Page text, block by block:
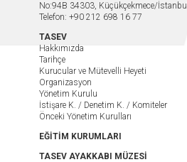
No:94B 34303, Küçükçekmece/İstanbul
Telefon: +90 212 698 16 77
TASEV
Hakkımızda
Tarihçe
Kurucular ve Mütevelli Heyeti
Organizasyon
Yönetim Kurulu
İstişare K. / Denetim K. / Komiteler
Önceki Yönetim Kurulları
EĞİTİM KURUMLARI
TASEV AYAKKABI MÜZESİ